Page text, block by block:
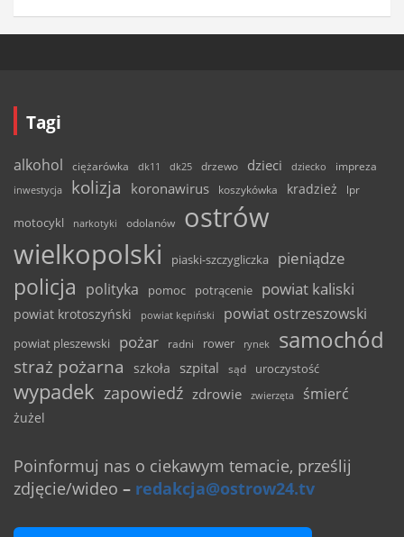
Tagi
alkohol ciężarówka dk11 dk25 drzewo dzieci dziecko
impreza
inwestycja
kolizja koronawirus koszykówka kradzież lpr
motocykl narkotyki odolanów
ostrów
wielkopolski
piaski-szczygliczka pieniądze
policja polityka pomoc potrącenie powiat kaliski
powiat krotoszyński powiat kępiński powiat ostrzeszowski
powiat pleszewski pożar radni rower rynek samochód
straż pożarna szkoła szpital sąd uroczystość
wypadek zapowiedź zdrowie zwierzęta śmierć
żużel
Poinformuj nas o ciekawym temacie, prześlij
zdjęcie/wideo – redakcja@ostrow24.tv